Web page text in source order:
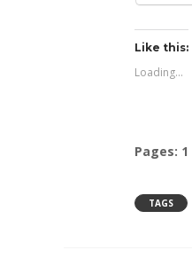
Like this:
Loading...
Pages: 1
TAGS